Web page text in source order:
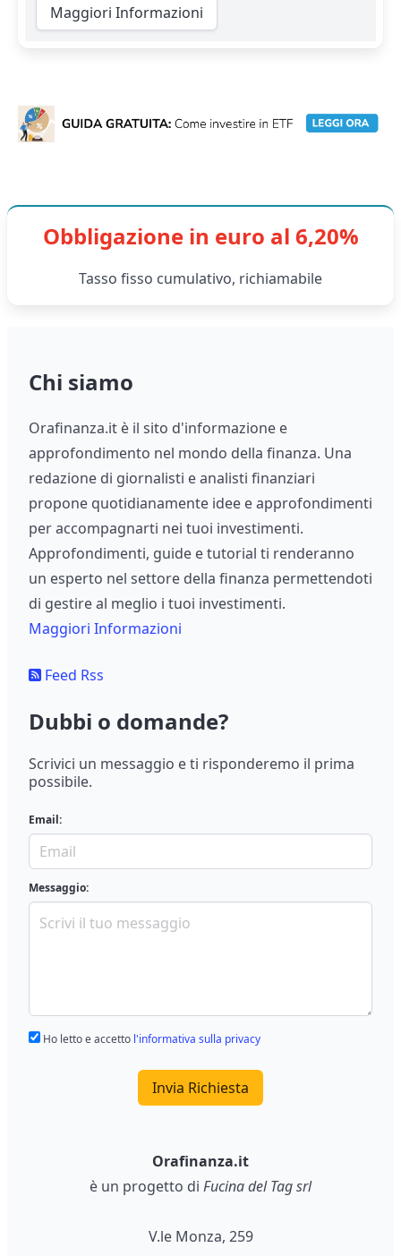
Maggiori Informazioni
Obbligazione in euro al 6,20%
Tasso fisso cumulativo, richiamabile
Chi siamo
Orafinanza.it è il sito d'informazione e
approfondimento nel mondo della finanza. Una
redazione di giornalisti e analisti finanziari
propone quotidianamente idee e approfondimenti
per accompagnarti nei tuoi investimenti.
Approfondimenti, guide e tutorial ti renderanno
un esperto nel settore della finanza permettendoti
di gestire al meglio i tuoi investimenti.
Maggiori Informazioni
Feed Rss
Dubbi o domande?
Scrivici un messaggio e ti risponderemo il prima
possibile.
Email:
Messaggio:
Ho letto e accetto l'informativa sulla privacy
Invia Richiesta
Orafinanza.it
è un progetto di Fucina del Tag srl
V.le Monza, 259